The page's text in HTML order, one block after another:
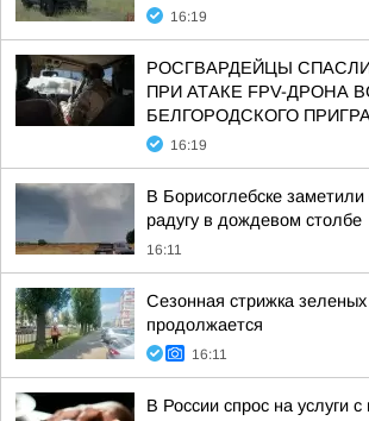
16:19
РОСГВАРДЕЙЦЫ
ПРИ АТАКЕ FPV-ДРОНА
БЕЛГОРОДСКОГО
16:19
В Борисоглебске
радугу в дождевом столбе
16:11
Сезонная стрижка зеленых
продолжается
16:11
В России спрос на услуги